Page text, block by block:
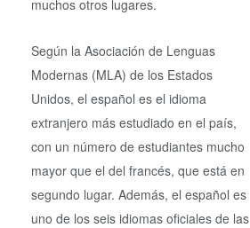
muchos otros lugares.
Según la Asociación de Lenguas
Modernas (MLA) de los Estados
Unidos, el español es el idioma
extranjero más estudiado en el país,
con un número de estudiantes mucho
mayor que el del francés, que está en
segundo lugar. Además, el español es
uno de los seis idiomas oficiales de las